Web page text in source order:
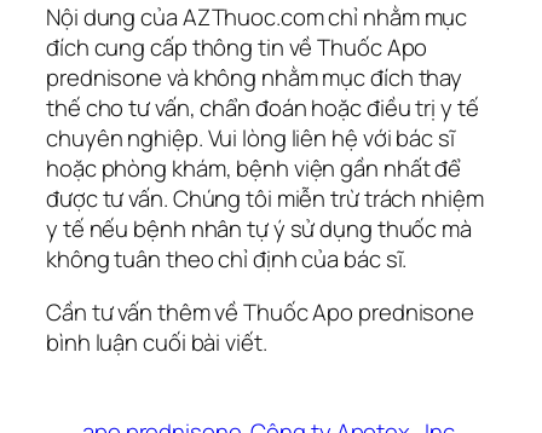
Nội dung của AZThuoc.com chỉ nhằm mục
đích cung cấp thông tin về Thuốc Apo
prednisone và không nhằm mục đích thay
thế cho tư vấn, chẩn đoán hoặc điều trị y tế
chuyên nghiệp. Vui lòng liên hệ với bác sĩ
hoặc phòng khám, bệnh viện gần nhất để
được tư vấn. Chúng tôi miễn trừ trách nhiệm
y tế nếu bệnh nhân tự ý sử dụng thuốc mà
không tuân theo chỉ định của bác sĩ.
Cần tư vấn thêm về Thuốc Apo prednisone
bình luận cuối bài viết.